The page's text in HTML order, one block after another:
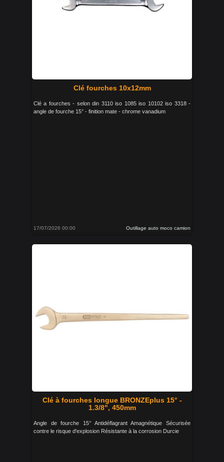
Clé fourches 10x12mm
Clé a fourches - selon din 3110 iso 1085 iso 10102 iso 3318 -
angle de fourche 15° - finition mate - chrome vanadium
17/07/2026 00:00 Outillage auto moco camion
Clé à fourches longue BRONZEplus 15° -
1.3/8", 450mm
Angle de fourche 15° Antidéflagrant Amagnétique Sécurisée
contre le risque d'explosion Résistante à la corrosion Durcie